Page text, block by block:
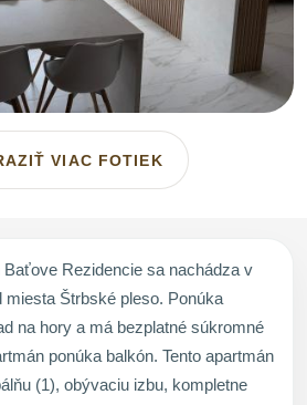
VIAC FOTIEK
Baťove Rezidencie sa nachádza v
miesta Štrbské pleso. Ponúka
na hory a má bezplatné súkromné
ponúka balkón. Tento apartmán
(1), obývaciu izbu, kompletne